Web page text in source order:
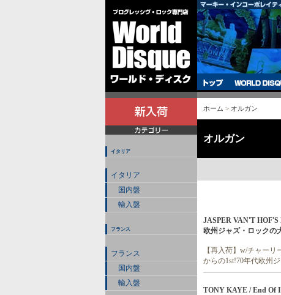
イタリア
イタリア
国内盤
輸入盤
フランス
フランス
国内盤
輸入盤
ホーム > オルガン
オルガン
JASPER VAN'T
欧州ジャズ・ロックの
【再入荷】w/チャー
からの1st!70年代欧州
TONY KAYE / End Of